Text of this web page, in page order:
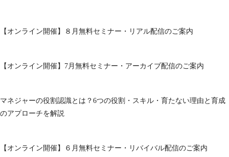
【オンライン開催】８月無料セミナー・リアル配信のご案内
【オンライン開催】7月無料セミナー・アーカイブ配信のご案内
マネジャーの役割認識とは？6つの役割・スキル・育たない理由と育成
のアプローチを解説
【オンライン開催】６月無料セミナー・リバイバル配信のご案内